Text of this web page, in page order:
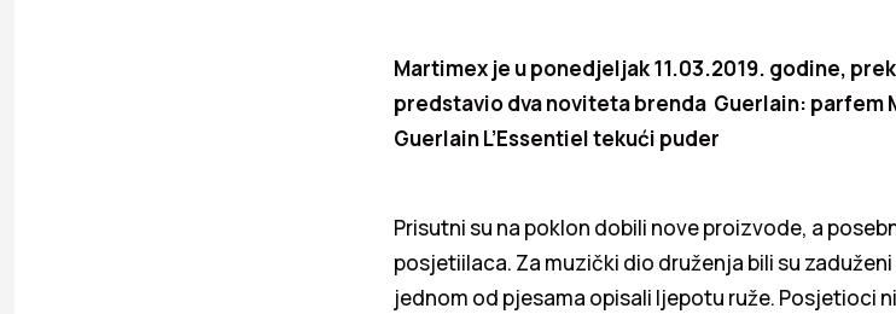
Martimex je u ponedjeljak 11.03.2019. godine,
predstavio dva noviteta brenda Guerlain: parfem
Guerlain L’Essentiel tekući puder
Prisutni su na poklon dobili nove proizvode, a
posjetiilaca. Za muzički dio druženja bili su zaduženi
jednom od pjesama opisali ljepotu ruže. Posjetioci